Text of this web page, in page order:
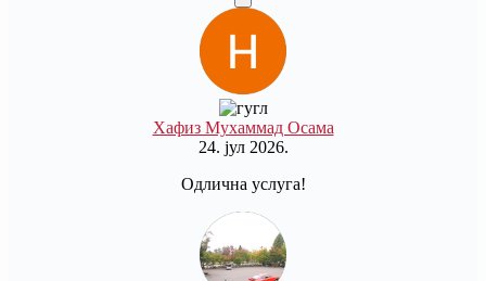
Хафиз Мухаммад Осама
24. јул 2026.
Одлична услуга!